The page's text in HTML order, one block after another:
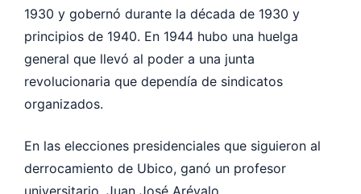
1930 y gobernó durante la década de 1930 y
principios de 1940. En 1944 hubo una huelga
general que llevó al poder a una junta
revolucionaria que dependía de sindicatos
organizados.
En las elecciones presidenciales que siguieron al
derrocamiento de Ubico, ganó un profesor
universitario, Juan José Arévalo.